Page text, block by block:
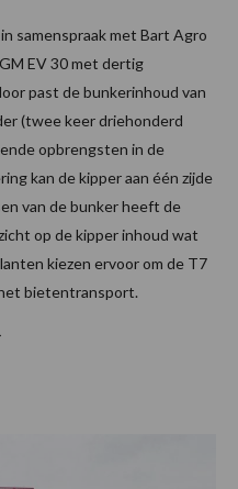
samenspraak met Bart Agro
EV 30 met dertig
past de bunkerinhoud van
(twee keer driehonderd
opbrengsten in de
kan de kipper aan één zijde
van de bunker heeft de
op de kipper inhoud wat
kiezen ervoor om de T7
bietentransport.